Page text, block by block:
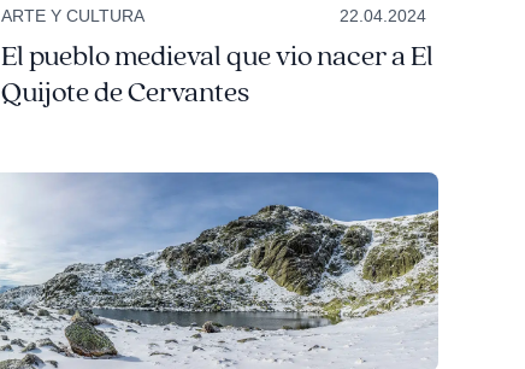
ARTE Y CULTURA 22.04.2024
El pueblo medieval que vio nacer a El
Quijote de Cervantes